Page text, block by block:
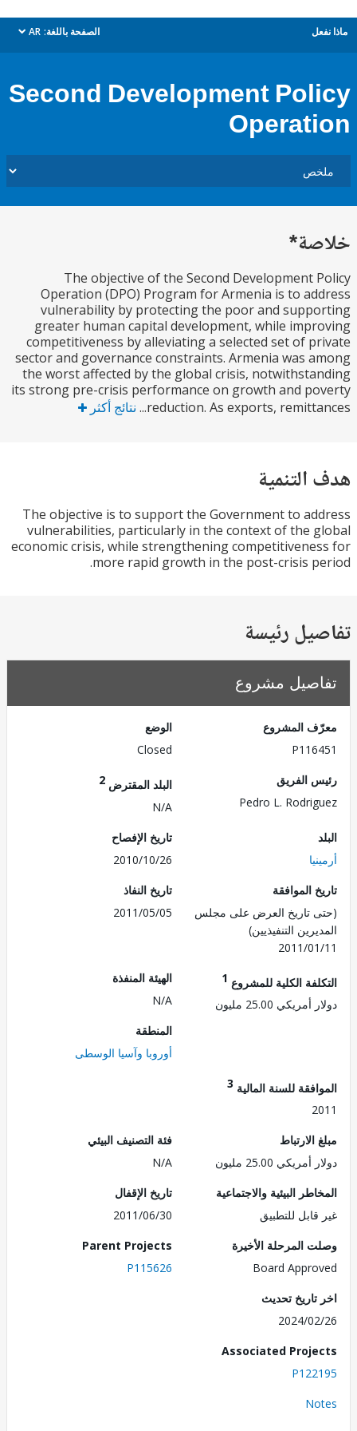
الصفحة باللغة: AR
dropdown
Second Development
The objective of the Second Development
Operation (DPO) Program for Armenia is to
vulnerability by protecting the poor and
greater human capital development, while
competitiveness by alleviating a selected set of
sector and governance constraints. Armenia was
the worst affected by the global crisis,
its strong pre-crisis performance on growth and
reduction. As exports, نتائج أكثر
The objective is to support the Government to
vulnerabilities, particularly in the context of the
economic crisis, while strengthening
more rapid growth in the post-crisis
رئيسة
مشروع
المشروع
الفريق
Pedro L.
البلد المقترض
تاريخ الإفصاح
2010/10/26
الموافقة
تاريخ العرض على مجلس
التنفيذيين)
2011/
تاريخ النفاذ
2011/05/05
الكلية للمشروع1
25.00 مليون
الهيئة المنفذة
أوروبا وآسيا الوسطى
للسنة المالية3
25.00 مليون
فئة التصنيف البيئي
البيئية والاجتماعية
للتطبيق
تاريخ الإقفال
2011/06/30
المرحلة الأخيرة
Board
Parent Projects
P115626
تحديث
2024/
Associated